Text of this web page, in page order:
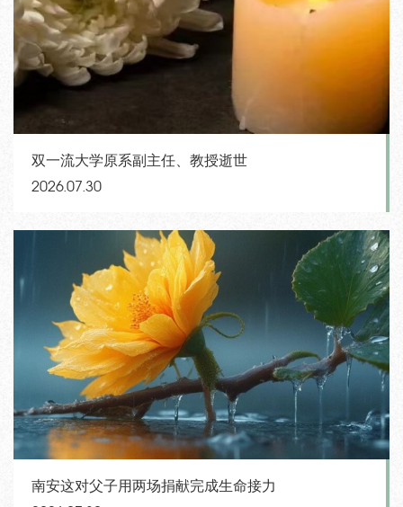
双一流大学原系副主任、教授逝世
2026.07.30
南安这对父子用两场捐献完成生命接力